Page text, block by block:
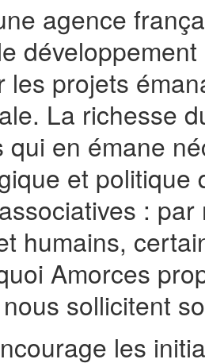
agence
les projets
La richesse
qui en émane
et
:
humains,
Amorces
sollicitent
les